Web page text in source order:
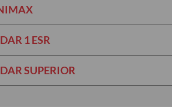
1 ESR
SUPERIOR